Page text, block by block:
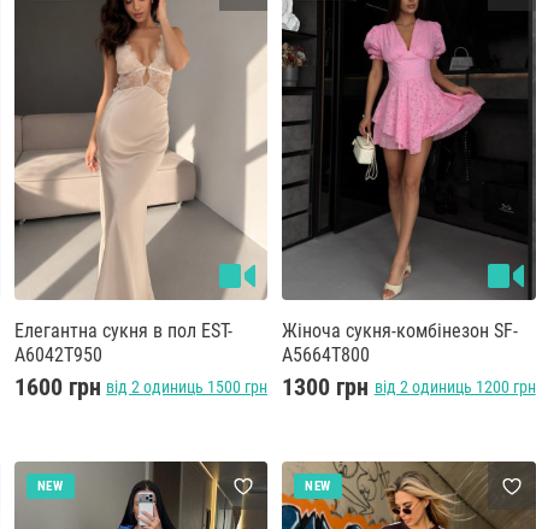
Елегантна сукня в пол EST-
A6042T950
1600 грн від 2 одиниць 1500 грн
Жіноча сукня-комбінезон SF-
A5664T800
1300 грн від 2 одиниць 1200 грн
NEW NEW